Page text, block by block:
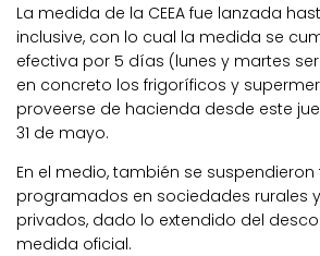
La medida de la CEEA fue lanzada
inclusive, con lo cual la medida se
efectiva por 5 días (lunes y martes
en concreto los frigoríficos y
proveerse de hacienda desde este
31 de mayo.
En el medio, también se
programados en sociedades rurales
privados, dado lo extendido del
medida oficial.